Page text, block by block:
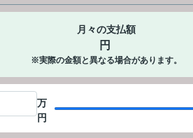
月々の支払額
円
※実際の金額と異なる場合があります。
万
円